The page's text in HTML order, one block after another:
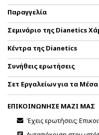
Παραγγελία
Σεμινάριο της Dianetics
Κέντρα της Dianetics
Συνήθεις ερωτήσεις
Σετ Εργαλείων για τα
ΕΠΙΚΟΙΝΩΝΗΣΕ ΜΑΖΙ ΜΑΣ
Έχεις ερωτήσεις;